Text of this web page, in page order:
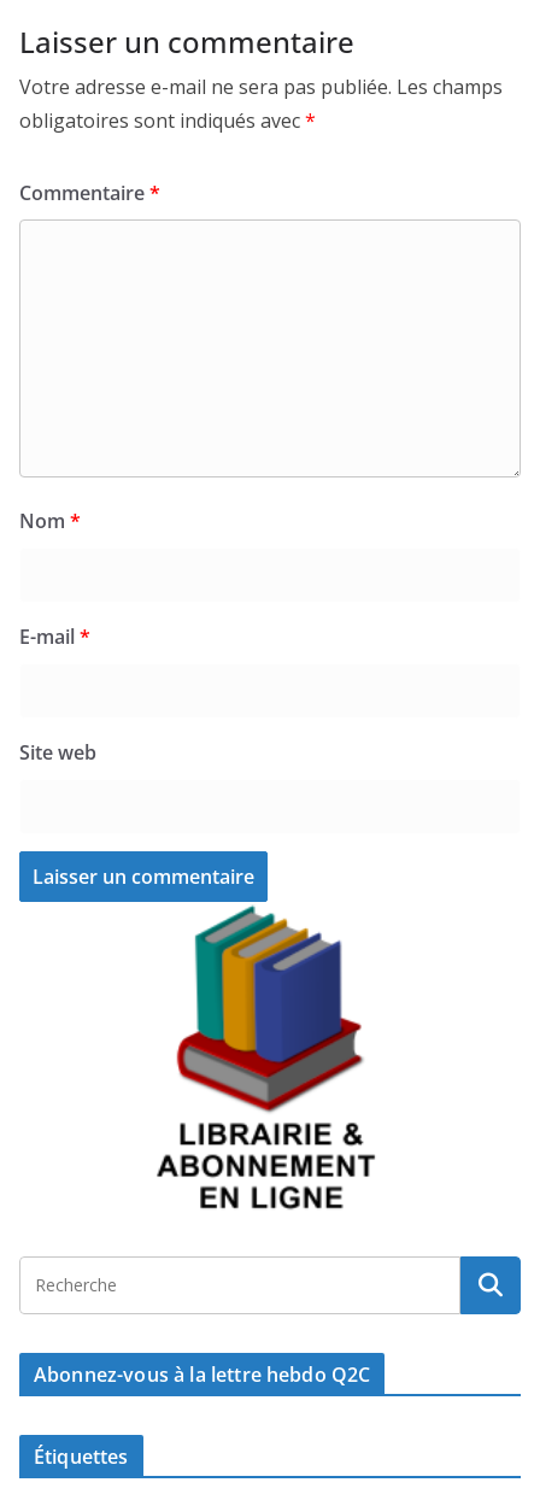
Laisser un commentaire
Votre adresse e-mail ne sera pas publiée. Les champs
obligatoires sont indiqués avec*
Commentaire*
Nom *
E-mail*
Site web
Abonnez-vous à la lettre hebdo Q2C
Étiquettes